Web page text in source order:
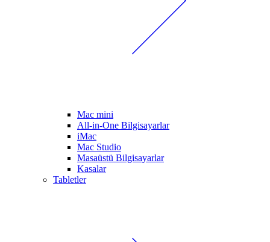
Mac mini
All-in-One Bilgisayarlar
iMac
Mac Studio
Masaüstü Bilgisayarlar
Kasalar
Tabletler